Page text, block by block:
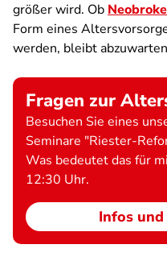
größer wird. Ob
Form eines
werden, bleibt
Fragen zur
Besuchen Sie eines
Seminare "Riester-
Was bedeutet das für
12:30 Uhr.
Infos